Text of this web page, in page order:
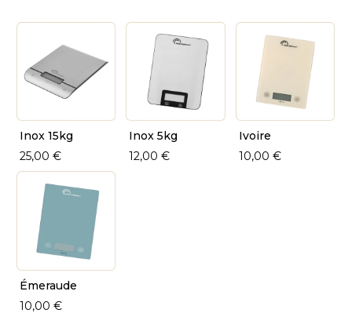
Inox 15kg
25,00 €
Inox 5kg
12,00 €
Ivoire
10,00 €
Émeraude
10,00 €